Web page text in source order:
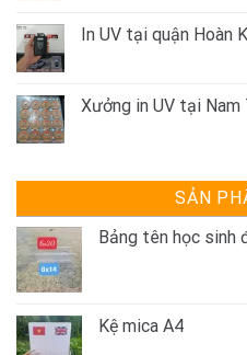
In UV tại quận Hoàn
Xưởng in UV tại
SẢN
Bảng tên học sinh
Kệ mica A4